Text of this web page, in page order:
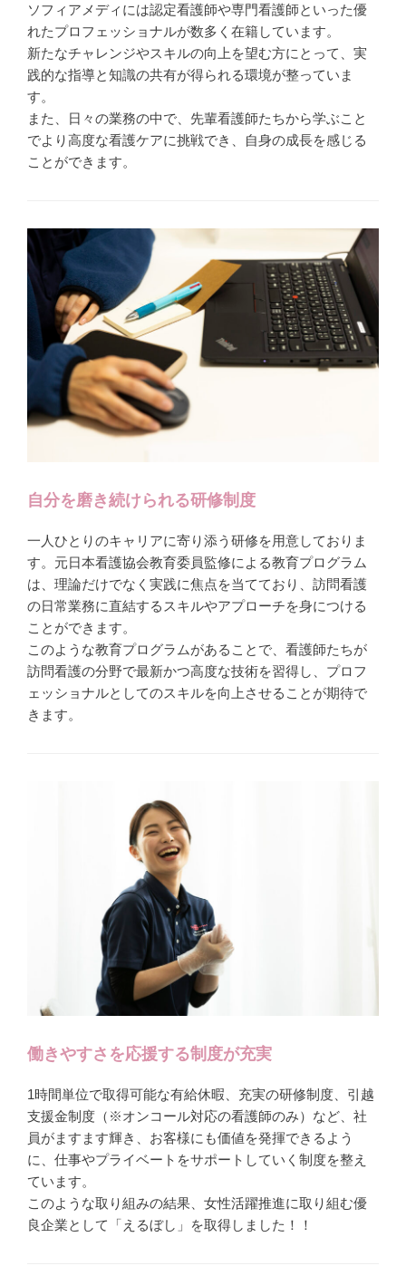
ソフィアメディには認定看護師や専門看護師といった優
れたプロフェッショナルが数多く在籍しています。
新たなチャレンジやスキルの向上を望む方にとって、実
践的な指導と知識の共有が得られる環境が整っていま
す。
また、日々の業務の中で、先輩看護師たちから学ぶこと
でより高度な看護ケアに挑戦でき、自身の成長を感じる
ことができます。
自分を磨き続けられる研修制度
一人ひとりのキャリアに寄り添う研修を用意しておりま
す。元日本看護協会教育委員監修による教育プログラム
は、理論だけでなく実践に焦点を当てており、訪問看護
の日常業務に直結するスキルやアプローチを身につける
ことができます。
このような教育プログラムがあることで、看護師たちが
訪問看護の分野で最新かつ高度な技術を習得し、プロフ
ェッショナルとしてのスキルを向上させることが期待で
きます。
働きやすさを応援する制度が充実
1時間単位で取得可能な有給休暇、充実の研修制度、引越
支援金制度（※オンコール対応の看護師のみ）など、社
員がますます輝き、お客様にも価値を発揮できるよう
に、仕事やプライベートをサポートしていく制度を整え
ています。
このような取り組みの結果、女性活躍推進に取り組む優
良企業として「えるぼし」を取得しました！！